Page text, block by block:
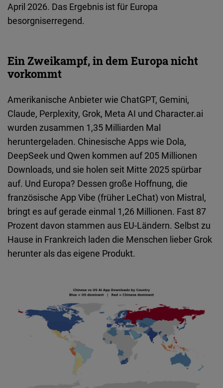
April 2026. Das Ergebnis ist für Europa
besorgniserregend.
Ein Zweikampf, in dem Europa nicht
vorkommt
Amerikanische Anbieter wie ChatGPT, Gemini,
Claude, Perplexity, Grok, Meta AI und Character.ai
wurden zusammen 1,35 Milliarden Mal
heruntergeladen. Chinesische Apps wie Dola,
DeepSeek und Qwen kommen auf 205 Millionen
Downloads, und sie holen seit Mitte 2025 spürbar
auf. Und Europa? Dessen große Hoffnung, die
französische App Vibe (früher LeChat) von Mistral,
bringt es auf gerade einmal 1,26 Millionen. Fast 87
Prozent davon stammen aus EU-Ländern. Selbst zu
Hause in Frankreich laden die Menschen lieber Grok
herunter als das eigene Produkt.
Typeform